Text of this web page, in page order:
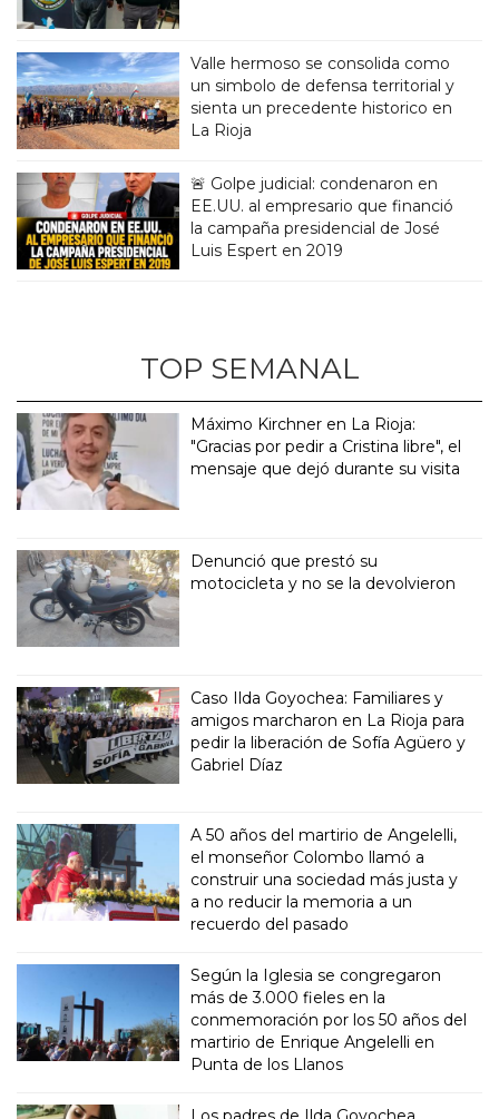
Valle hermoso se consolida como
un simbolo de defensa territorial y
sienta un precedente historico en
La Rioja
🚨 Golpe judicial: condenaron en
EE.UU. al empresario que financió
la campaña presidencial de José
Luis Espert en 2019
TOP SEMANAL
Máximo Kirchner en La Rioja:
"Gracias por pedir a Cristina libre", el
mensaje que dejó durante su visita
Denunció que prestó su
motocicleta y no se la devolvieron
Caso Ilda Goyochea: Familiares y
amigos marcharon en La Rioja para
pedir la liberación de Sofía Agüero y
Gabriel Díaz
A 50 años del martirio de Angelelli,
el monseñor Colombo llamó a
construir una sociedad más justa y
a no reducir la memoria a un
recuerdo del pasado
Según la Iglesia se congregaron
más de 3.000 fieles en la
conmemoración por los 50 años del
martirio de Enrique Angelelli en
Punta de los Llanos